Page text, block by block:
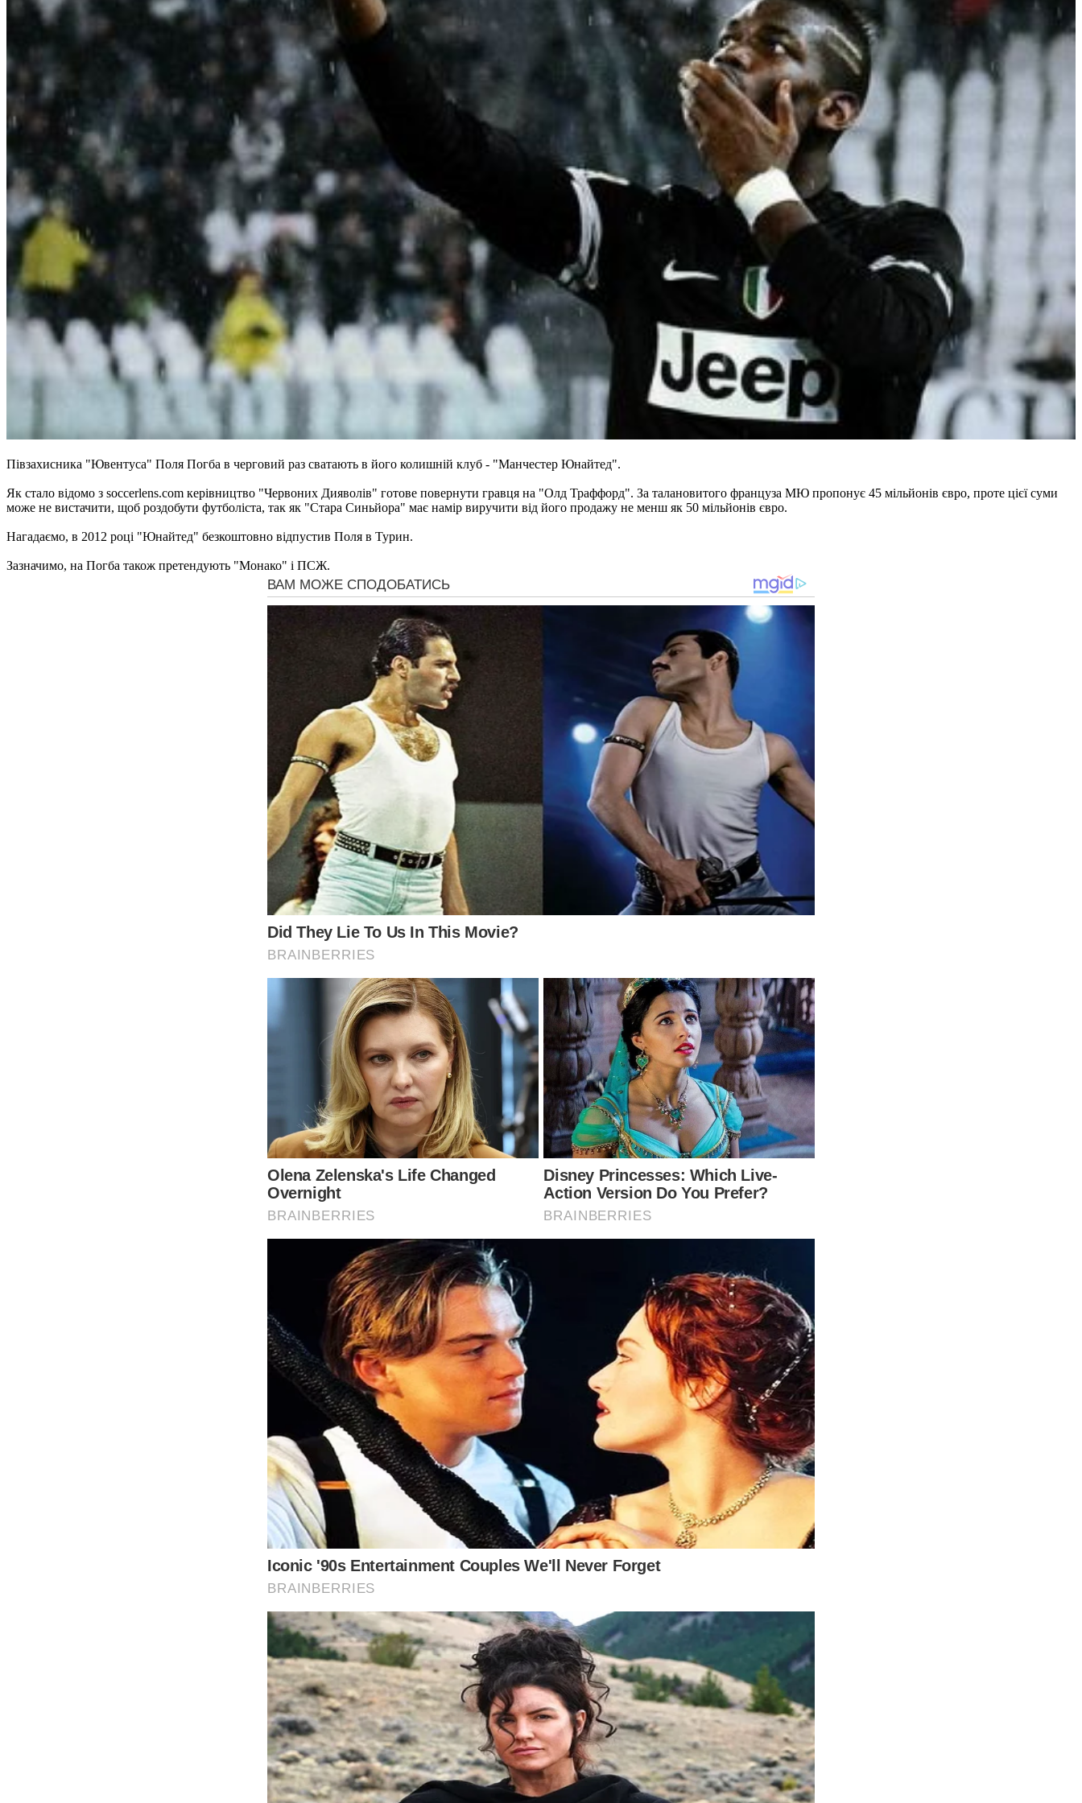
Півзахисника "Ювентуса" Поля Погба в черговий раз сватають в його колишній клуб - "Манчестер Юнайтед".
Як стало відомо з soccerlens.com керівництво "Червоних Дияволів" готове повернути гравця на "Олд Траффорд". За талановитого француза МЮ пропонує 45 мільйонів євро, проте цієї суми
може не вистачити, щоб роздобути футболіста, так як "Стара Синьйора" має намір виручити від його продажу не менш як 50 мільйонів євро.
Нагадаємо, в 2012 році "Юнайтед" безкоштовно відпустив Поля в Турин.
Зазначимо, на Погба також претендують "Монако" і ПСЖ.